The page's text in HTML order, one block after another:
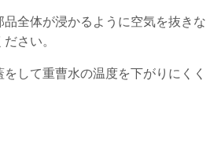
品全体が浸かるように空気を抜きな
さい。
をして重曹水の温度を下がりにくく